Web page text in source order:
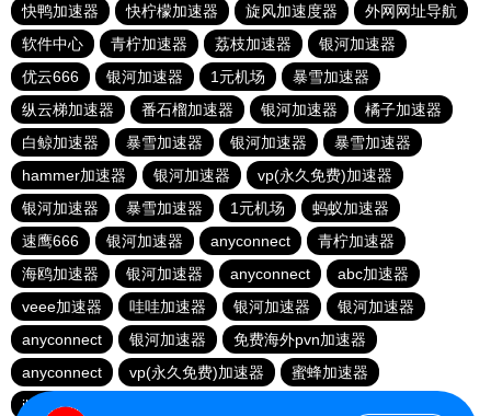
快鸭加速器
快柠檬加速器 旋风加速度器
外网网址导航
软件中心
青柠加速器 荔枝加速器
银河加速器
优云666
银河加速器 1元机场
暴雪加速器
纵云梯加速器
番石榴加速器 银河加速器
橘子加速器
白鲸加速器
暴雪加速器 银河加速器
暴雪加速器
hammer加速器
银河加速器
vp(永久免费)加速器
银河加速器
暴雪加速器 1元机场
蚂蚁加速器
速鹰666
银河加速器 anyconnect
青柠加速器
海鸥加速器
银河加速器 anyconnect
abc加速器
veee加速器
哇哇加速器 银河加速器
银河加速器
anyconnect
银河加速器
免费海外pvn加速器
anyconnect
vp(永久免费)加速器
蜜蜂加速器
ikuuu.me加速器官网